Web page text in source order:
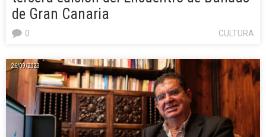
de Gran Canaria
CULTURA
0
26/09/2023